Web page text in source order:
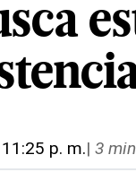
p. m.| 3